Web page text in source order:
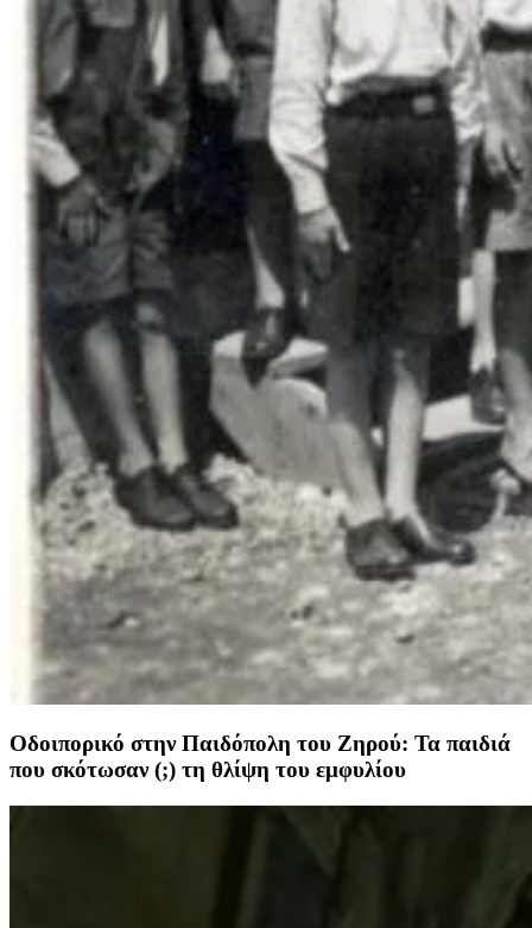
Οδοιπορικό στην Παιδόπολη του Ζηρού: Τα παιδιά
που σκότωσαν (;) τη θλίψη του εμφυλίου